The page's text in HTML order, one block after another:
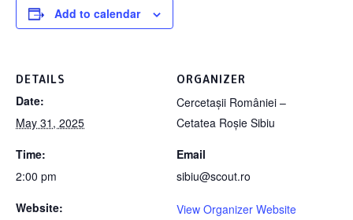
Add to calendar
DETAILS
Date:
May 31, 2025
Time:
2:00 pm
Website:
ORGANIZER
Cercetașii României –
Cetatea Roșie Sibiu
Email
sibiu@scout.ro
View Organizer Website